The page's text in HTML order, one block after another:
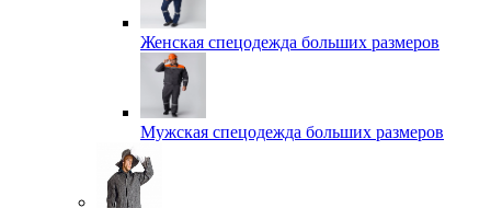
Женская спецодежда больших размеров
Мужская спецодежда больших размеров